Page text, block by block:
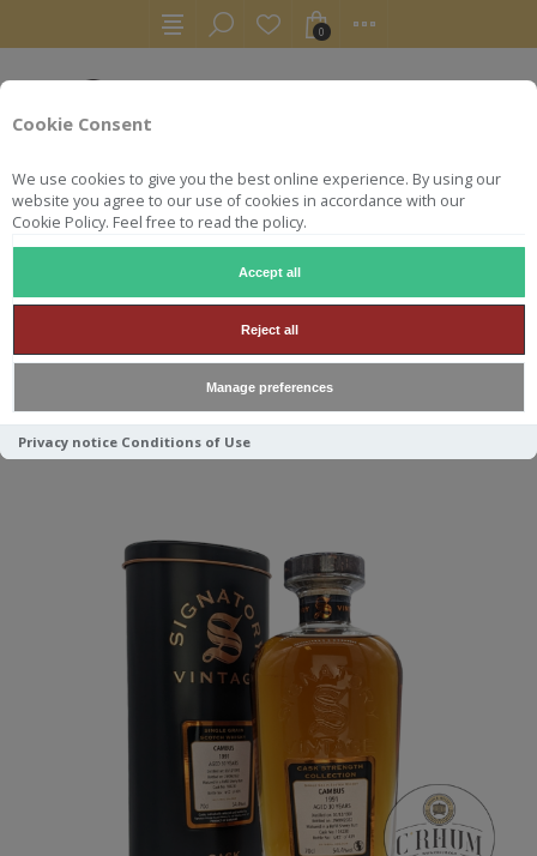
Cookie Consent
We use cookies to give you the best online experience. By using our
website you agree to our use of cookies in accordance with our
Cookie Policy. Feel free to read the policy.
Accept all
Reject all
Manage preferences
Privacy notice Conditions of Use
0
SIGNATORY CAMBUS 30Y
1991 CSC 70CL 54.4°